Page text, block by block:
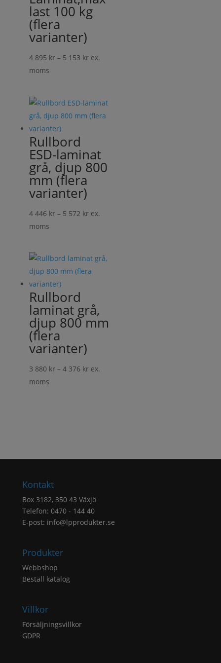
last 100 kg
(flera
varianter)
4 895 kr – 5 153 krPrisintervall:
5
153 kr
ex.
moms
Rullbord
ESD-laminat
grå, djup 800
mm (flera
varianter)
4 446 kr – 5 572 krPrisintervall:
5
572 kr
ex.
moms
Rullbord
laminat grå,
djup 800 mm
(flera
varianter)
3 880 kr – 4 376 krPrisintervall:
ex.
moms
Kontakt
Box 3182, 350 43 Växjö
Telefon: 0470 - 144 40
E-post: info@lpprodukter.se
Produkter
Webbshop
Beställ katalog
Villkor
Försäljningsvillkor
GDPR